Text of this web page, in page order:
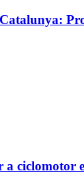
ciclomotor